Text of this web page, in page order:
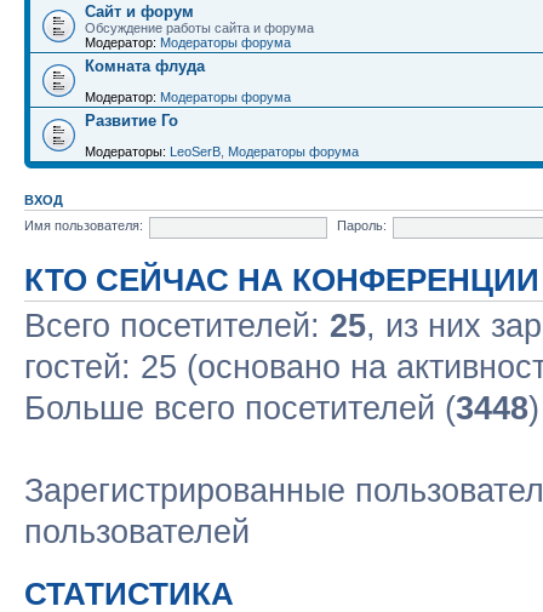
Сайт и форум
Обсуждение работы сайта и форума
Модератор: Модераторы форума
Комната флуда
Модератор: Модераторы форума
Развитие Го
Модераторы: LeoSerB Модераторы форума
ВХОД
Имя пользователя:
Пароль:
КТО СЕЙЧАС НА КОНФЕРЕНЦИИ
Всего посетителей: 25, из них
гостей: 25 (основано на
Больше всего посетителей (3448
Зарегистрированные
пользователей
СТАТИСТИКА